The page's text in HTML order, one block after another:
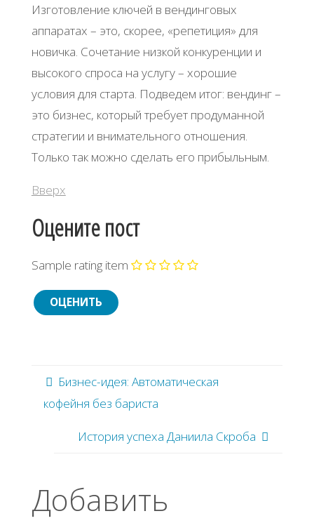
Изготовление ключей в вендинговых
аппаратах – это, скорее, «репетиция» для
новичка. Сочетание низкой конкуренции и
высокого спроса на услугу – хорошие
условия для старта. Подведем итог: вендинг –
это бизнес, который требует продуманной
стратегии и внимательного отношения.
Только так можно сделать его прибыльным.
Вверх
Оцените пост
Sample rating item
Бизнес-идея: Автоматическая
кофейня без бариста
История успеха Даниила Скроба
Добавить